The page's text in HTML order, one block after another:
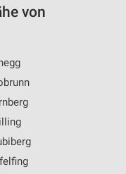
von